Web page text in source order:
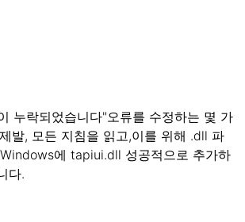
누락되었습니다"오류를 수정하는 몇 가
발, 모든 지침을 읽고,이를 위해 .dll 파
에 tapiui.dll 성공적으로 추가하
다.